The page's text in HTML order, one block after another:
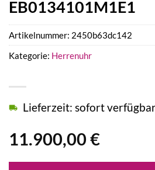
EB0134101M1E1
11.900,00 €
Lieferzeit: sofort
Artikelnummer: 2450b63dc142
Kategorie: Herrenuhr